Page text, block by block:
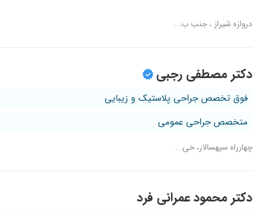
دروازه شیراز ، جنب ب...
دکتر مصطفی رجبی
فوق تخصص جراحی پلاستیک و زیبایی
متخصص جراحی عمومی
چهارراه سپهسالار، خی...
دکتر محمود عمرانی فرد